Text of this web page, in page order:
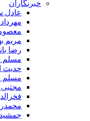
خبرنگاران
عادل
مهرداد
معصومه
مریم
رضا
مسلم
حدیث
مسلم
مجتبی
جمشید